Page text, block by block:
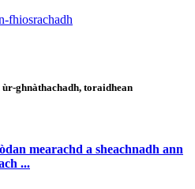
fhiosrachadh
ghnàthachadh, toraidhean
mearachd a sheachnadh ann
...